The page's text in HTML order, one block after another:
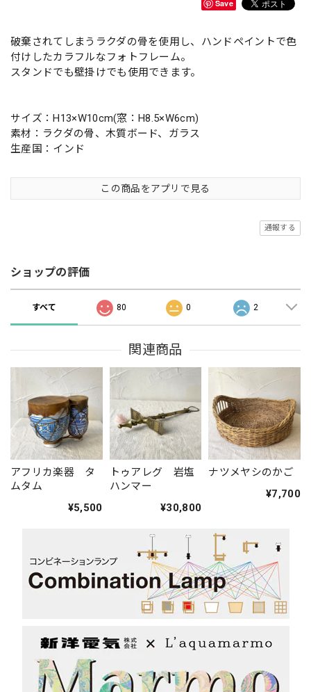
Save
破棄されてしまうラクダの骨を使用し、ハンドペイントで色
付けしたカラフルなフォトフレーム。
スタンドでも壁掛けでも使用できます。
サイズ：H13×W10cm(窓：H8.5×W6cm)
素材：ラクダの骨、木質ボード、ガラス
生産国：インド
この商品をアプリで見る
通報する
ショップの評価
すべて 80 0 2
関連商品
アフリカ楽器 タ
ムタム
¥5,500
トゥアレグ 岩塩
ハンマー
¥30,800
ナツメヤシのかご
¥7,700